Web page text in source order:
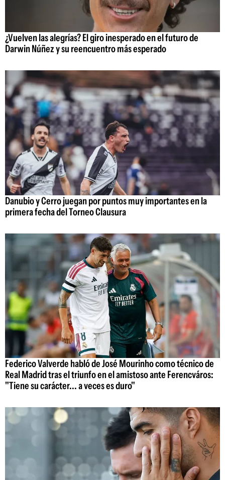
¿Vuelven las alegrías? El giro inesperado en el futuro de
Darwin Núñez y su reencuentro más esperado
Danubio y Cerro juegan por puntos muy importantes en la
primera fecha del Torneo Clausura
Federico Valverde habló de José Mourinho como técnico de
Real Madrid tras el triunfo en el amistoso ante Ferencváros:
"Tiene su carácter... a veces es duro"